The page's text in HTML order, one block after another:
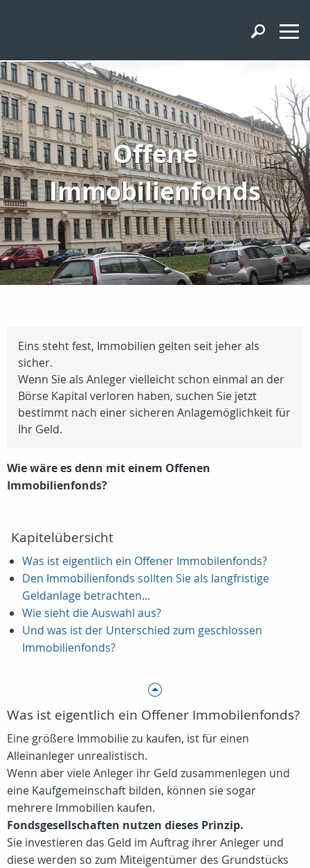
Offene
Immobilienfonds
Eins steht fest, Immobilien gelten seit jeher als
sicher.
Wenn Sie als Anleger vielleicht schon einmal an der
Börse Kapital verloren haben, suchen Sie jetzt
bestimmt nach einer sicheren Anlagemöglichkeit für
Ihr Geld.
Wie wäre es denn mit einem Offenen
Immobilienfonds?
Kapitelübersicht
Was ist eigentlich ein Offener Immobilenfonds?
Den Immobilienfonds sollten Sie als langfristige
Geldanlage betrachten...
Wie sieht die Auswahl aus?
Und was ist der Unterschied zum geschlossen
Immobilienfonds?
Was ist eigentlich ein Offener Immobilenfonds?
Eine größere Immobilie zu kaufen, ist für einen
Alleinanleger unrealistisch.
Wenn aber viele Anleger ihr Geld zusammenlegen und
eine Kaufgemeinschaft bilden, können sie sogar
mehrere Immobilien kaufen.
Fondsgesellschaften nutzen dieses Prinzip.
Sie investieren das Geld im Auftrag ihrer Anleger und
diese werden so zum Miteigentümer des Grundstücks